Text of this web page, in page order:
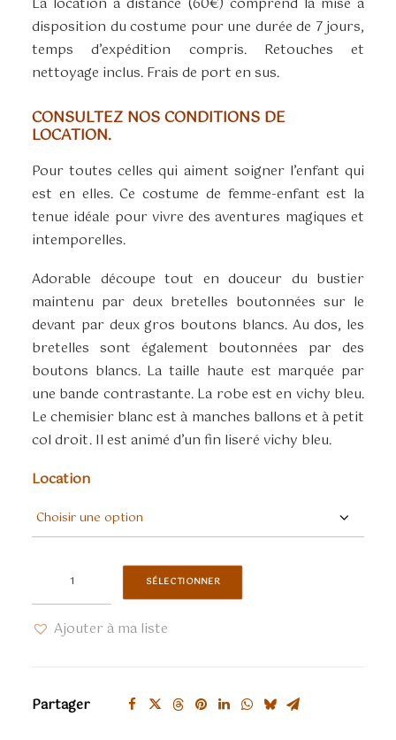
disposition du costume pour une durée de 7 jours,
temps d’expédition compris. Retouches et
nettoyage inclus. Frais de port en sus.
CONSULTEZ NOS CONDITIONS DE
LOCATION.
Pour toutes celles qui aiment soigner l’enfant qui
est en elles. Ce costume de femme-enfant est la
tenue idéale pour vivre des aventures magiques et
intemporelles.
Adorable découpe tout en douceur du bustier
maintenu par deux bretelles boutonnées sur le
devant par deux gros boutons blancs. Au dos, les
bretelles sont également boutonnées par des
boutons blancs. La taille haute est marquée par
une bande contrastante. La robe est en vichy bleu.
Le chemisier blanc est à manches ballons et à petit
col droit. Il est animé d’un fin liseré vichy bleu.
Location
magicien
SÉLECTIONNER
Ajouter à ma liste
Partager